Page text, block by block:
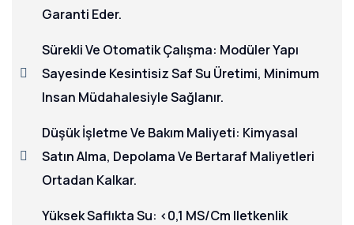
Garanti Eder.
Sürekli Ve Otomatik Çalışma: Modüler Yapı
Sayesinde Kesintisiz Saf Su Üretimi, Minimum
Insan Müdahalesiyle Sağlanır.
Düşük İşletme Ve Bakım Maliyeti: Kimyasal
Satın Alma, Depolama Ve Bertaraf Maliyetleri
Ortadan Kalkar.
Yüksek Saflıkta Su: <0,1 ΜS/cm Iletkenlik